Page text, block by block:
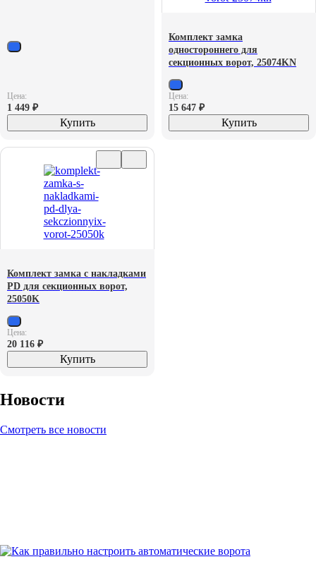
Цена:
1 449 ₽
Купить
Комплект замка
одностороннего для
секционных ворот, 25074KN
Цена:
15 647 ₽
Купить
Комплект замка с накладками
PD для секционных ворот,
25050K
Цена:
20 116 ₽
Купить
Новости
Смотреть все новости